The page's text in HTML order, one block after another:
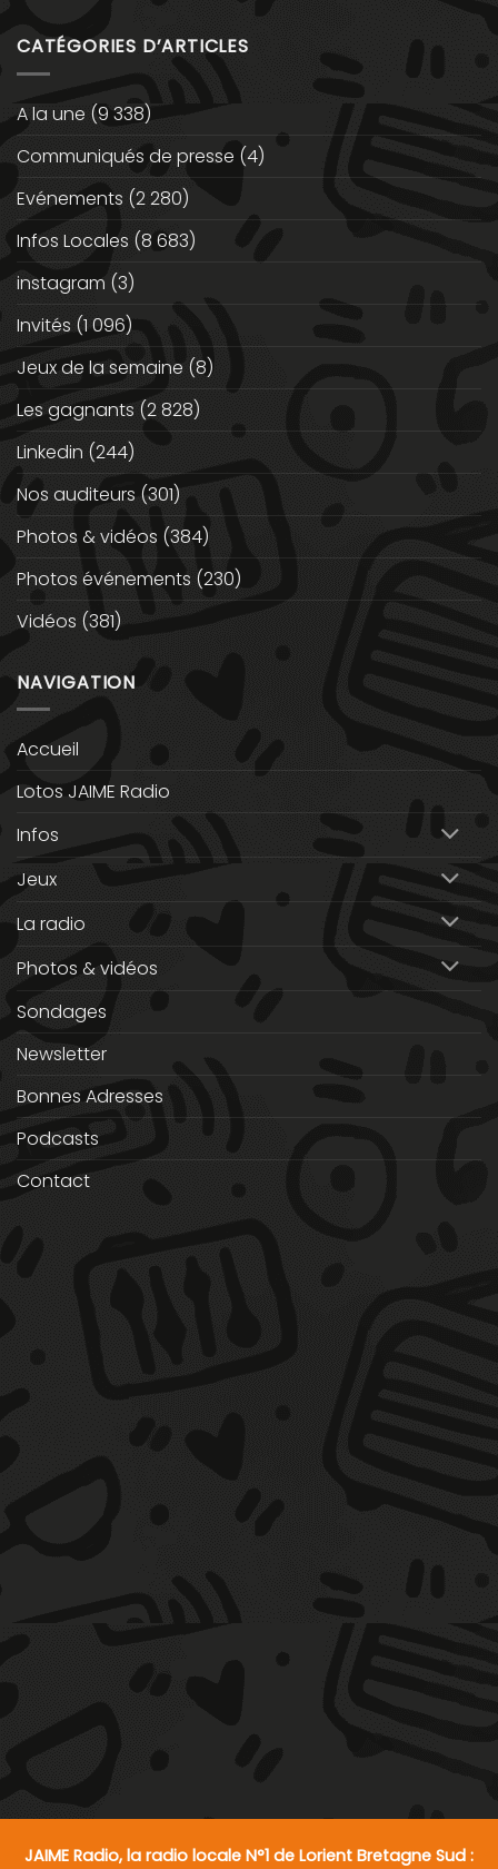
CATÉGORIES D’ARTICLES
A la une (9 338)
Communiqués de presse (4)
Evénements (2 280)
Infos Locales (8 683)
instagram (3)
Invités (1 096)
Jeux de la semaine (8)
Les gagnants (2 828)
Linkedin (244)
Nos auditeurs (301)
Photos & vidéos (384)
Photos événements (230)
Vidéos (381)
NAVIGATION
Accueil
Lotos JAIME Radio
Infos
Jeux
La radio
Photos & vidéos
Sondages
Newsletter
Bonnes Adresses
Podcasts
Contact
JAIME Radio, la radio locale N°1 de Lorient Bretagne Sud :